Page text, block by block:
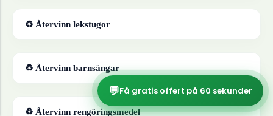
♻ Återvinn lekstugor
♻ Återvinn barnsängar
♻ Återvinn rengöringsmedel
💬Få gratis offert på 60 sekunder